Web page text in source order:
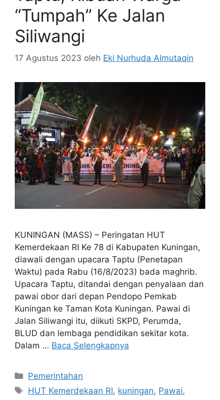
“Tumpah” Ke Jalan
Siliwangi
17 Agustus 2023 oleh Eki Nurhuda Almutaqin
KUNINGAN (MASS) – Peringatan HUT
Kemerdekaan RI Ke 78 di Kabupaten Kuningan,
diawali dengan upacara Taptu (Penetapan
Waktu) pada Rabu (16/8/2023) bada maghrib.
Upacara Taptu, ditandai dengan penyalaan dan
pawai obor dari depan Pendopo Pemkab
Kuningan ke Taman Kota Kuningan. Pawai di
Jalan Siliwangi itu, diikuti SKPD, Perumda,
BLUD dan lembaga pendidikan sekitar kota.
Dalam … Baca Selengkapnya
Kategori
Pemerintahan
Tag
HUT Kemerdekaan RI, kuningan, Pawai,